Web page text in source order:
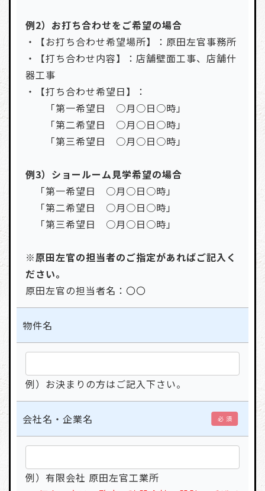
例2）お打ち合わせをご希望の場合
・【お打ち合わせ希望場所】：原田左官事務所
・【打ち合わせ内容】：店舗壁面工事、店舗什
器工事
・【打ち合わせ希望日】：
「第一希望日 ○月○日○時」
「第二希望日 ○月○日○時」
「第三希望日 ○月○日○時」
例3）ショールーム見学希望の場合
「第一希望日 ○月○日○時」
「第二希望日 ○月○日○時」
「第三希望日 ○月○日○時」
※原田左官の担当者のご指定があればご記入く
ださい。
原田左官の担当者名：〇〇
物件名
例）お決まりの方はご記入下さい。
会社名・企業名 必 須
例）有限会社 原田左官工業所